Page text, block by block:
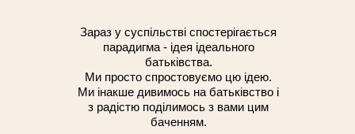
Зараз у суспільстві спостерігається
парадигма - ідея ідеального
батьківства.
Ми просто спростовуємо цю ідею.
Ми інакше дивимось на батьківство і
з радістю поділимось з вами цим
баченням.